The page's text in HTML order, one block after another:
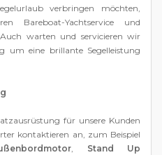
verbringen möchten,
Bareboat-Yachtservice und
warten und servicieren wir
um eine brillante Segelleistung
für unsere Kunden
kontaktieren an, zum Beispiel
, Stand Up